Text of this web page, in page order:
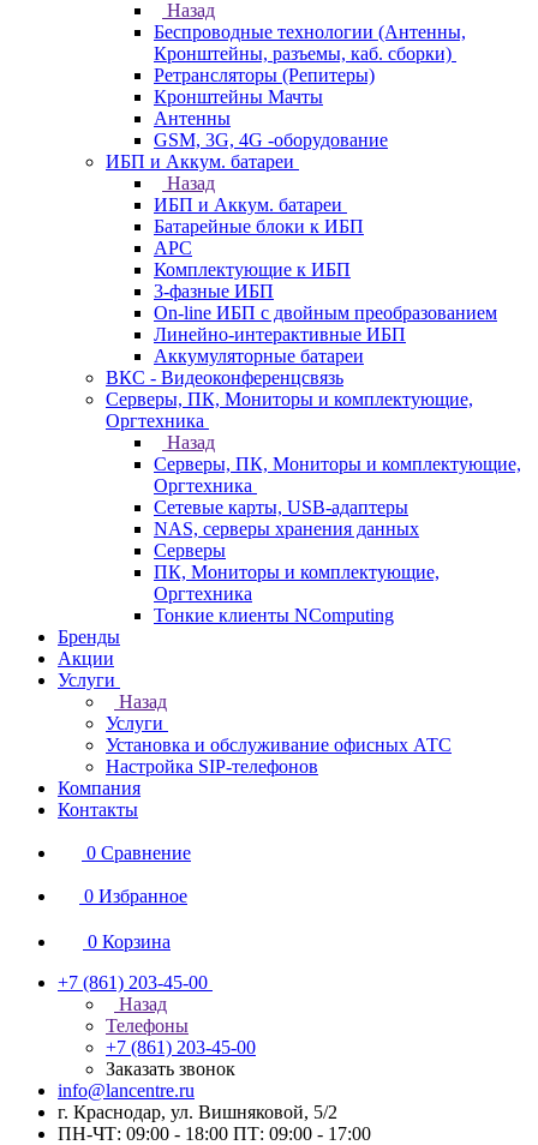
Назад
Беспроводные технологии (Антенны,
Кронштейны, разъемы, каб. сборки)
Ретрансляторы (Репитеры)
Кронштейны Мачты
Антенны
GSM, 3G, 4G -оборудование
ИБП и Аккум. батареи
Назад
ИБП и Аккум. батареи
Батарейные блоки к ИБП
APC
Комплектующие к ИБП
3-фазные ИБП
On-line ИБП с двойным преобразованием
Линейно-интерактивные ИБП
Аккумуляторные батареи
ВКС - Видеоконференцсвязь
Серверы, ПК, Мониторы и комплектующие,
Оргтехника
Назад
Серверы, ПК, Мониторы и комплектующие,
Оргтехника
Сетевые карты, USB-адаптеры
NAS, серверы хранения данных
Серверы
ПК, Мониторы и комплектующие,
Оргтехника
Тонкие клиенты NComputing
Бренды
Акции
Услуги
Назад
Услуги
Установка и обслуживание офисных АТС
Настройка SIP-телефонов
Компания
Контакты
0 Сравнение
0 Избранное
0 Корзина
+7 (861) 203-45-00
Назад
Телефоны
+7 (861) 203-45-00
Заказать звонок
info@lancentre.ru
г. Краснодар, ул. Вишняковой, 5/2
ПН-ЧТ: 09:00 - 18:00 ПТ: 09:00 - 17:00